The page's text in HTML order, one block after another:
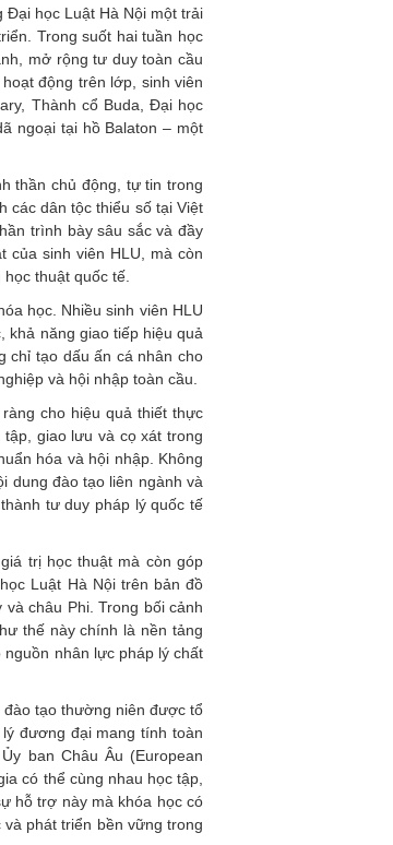
Đại học Luật Hà Nội một trải
Trong suốt hai tuần học
mở rộng tư duy toàn cầu
động trên lớp, sinh viên
Thành cổ Buda, Đại học
ngoại tại hồ Balaton – một
thần chủ động, tự tin trong
các dân tộc thiểu số tại Việt
trình bày sâu sắc và đầy
của sinh viên HLU, mà còn
thuật quốc tế.
học. Nhiều sinh viên HLU
khả năng giao tiếp hiệu quả
chỉ tạo dấu ấn cá nhân cho
và hội nhập toàn cầu.
cho hiệu quả thiết thực
giao lưu và cọ xát trong
hóa và hội nhập. Không
dung đào tạo liên ngành và
tư duy pháp lý quốc tế
trị học thuật mà còn góp
Luật Hà Nội trên bản đồ
châu Phi. Trong bối cảnh
thế này chính là nền tảng
nhân lực pháp lý chất
tạo thường niên được tổ
đương đại mang tính toàn
ban Châu Âu (European
có thể cùng nhau học tập,
hỗ trợ này mà khóa học có
phát triển bền vững trong